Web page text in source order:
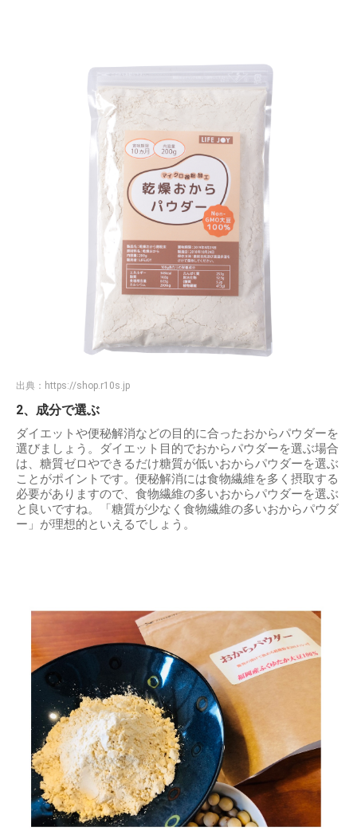
出典： https://shop.r10s.jp
2、成分で選ぶ
ダイエットや便秘解消などの目的に合ったおからパウダーを
選びましょう。ダイエット目的でおからパウダーを選ぶ場合
は、糖質ゼロやできるだけ糖質が低いおからパウダーを選ぶ
ことがポイントです。便秘解消には食物繊維を多く摂取する
必要がありますので、食物繊維の多いおからパウダーを選ぶ
と良いですね。「糖質が少なく食物繊維の多いおからパウダ
ー」が理想的といえるでしょう。